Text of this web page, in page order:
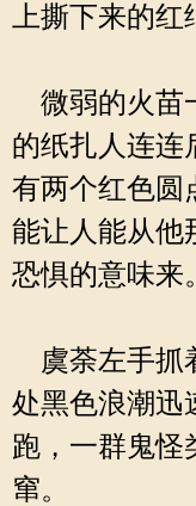
上撕下来的红
微弱的火苗
的纸扎人连连
有两个红色圆
能让人能从他
恐惧的意味来。
虞荼左手抓
处黑色浪潮迅
跑，一群鬼怪
窜。